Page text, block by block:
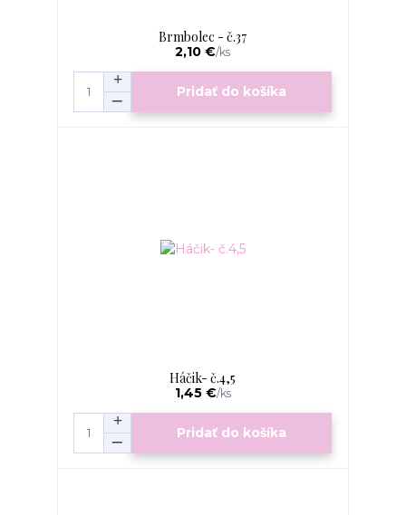
Brmbolec - č.37
2,10 €/ks
Pridať do košíka
Háčik- č.4,5
1,45 €/ks
Pridať do košíka